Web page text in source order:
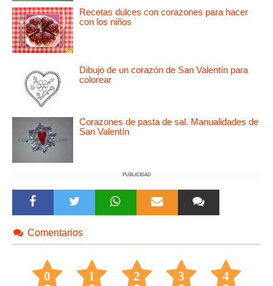
Recetas dulces con corazones para hacer
con los niños
Dibujo de un corazón de San Valentín para
colorear
Corazones de pasta de sal. Manualidades de
San Valentín
PUBLICIDAD
Comentarios
0 1 2 3 4